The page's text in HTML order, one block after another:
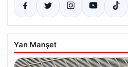
Yan Manşet